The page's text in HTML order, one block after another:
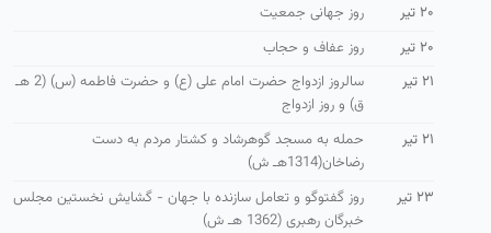
۲۰ تیر
روز جهانی جمعیت
۲۰ تیر
روز عفاف و حجاب
۲۱ تیر
سالروز ازدواج حضرت امام علی (ع) و حضرت فاطمه (س) (2 هـ
ق) و روز ازدواج
۲۱ تیر
حمله به مسجد گوهرشاد و كشتار مردم به دست
رضاخان(1314هـ ش)
۲۳ تیر
روز گفتوگو و تعامل سازنده با جهان - گشایش نخستین مجلس
خبرگان رهبری (1362 هـ ش)